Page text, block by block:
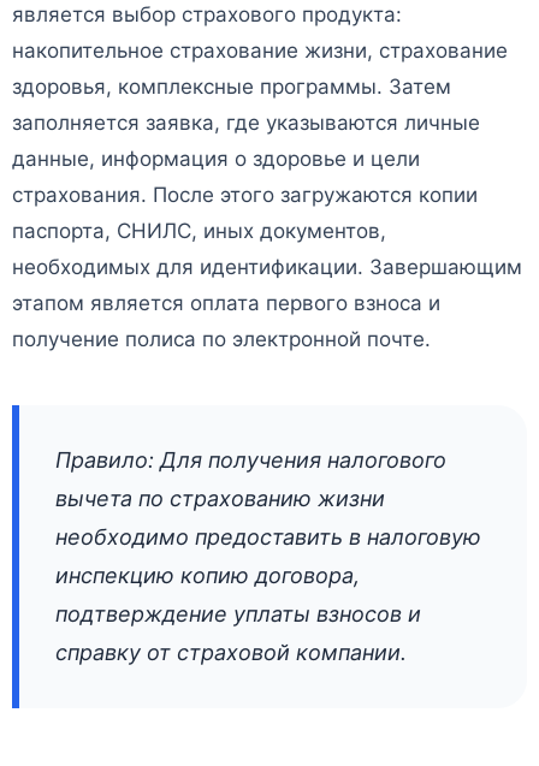
является выбор страхового продукта:
накопительное страхование жизни, страхование
здоровья, комплексные программы. Затем
заполняется заявка, где указываются личные
данные, информация о здоровье и цели
страхования. После этого загружаются копии
паспорта, СНИЛС, иных документов,
необходимых для идентификации. Завершающим
этапом является оплата первого взноса и
получение полиса по электронной почте.
Правило: Для получения налогового
вычета по страхованию жизни
необходимо предоставить в налоговую
инспекцию копию договора,
подтверждение уплаты взносов и
справку от страховой компании.